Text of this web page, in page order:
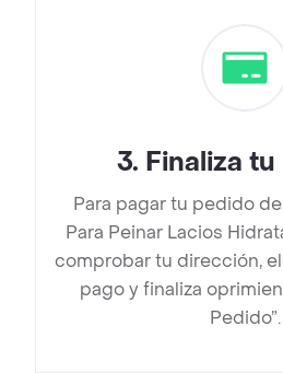
3. Finaliza
Para pagar tu pedido
Para Peinar Lacios
comprobar tu dirección,
pago y finaliza
Pedido”.